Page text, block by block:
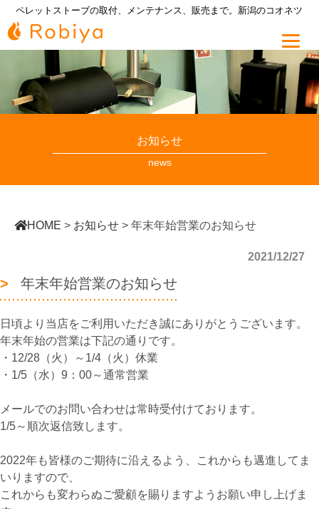
ペレットストーブの取付、メンテナンス、販売まで。新潟のコオネツ
お知らせ
news
HOME > お知らせ > 年末年始営業のお知らせ
2021/12/27
年末年始営業のお知らせ
日頃より当店をご利用いただき誠にありがとうございます。
年末年始の営業は下記の通りです。
・12/28（火）～1/4（火）休業
・1/5（水）9：00～通常営業
メールでのお問い合わせは常時受付けております。
1/5～順次返信致します。
2022年も皆様のご期待に沿えるよう、これからも邁進してま
いりますので、
これからも変わらぬご愛顧を賜りますようお願い申し上げま